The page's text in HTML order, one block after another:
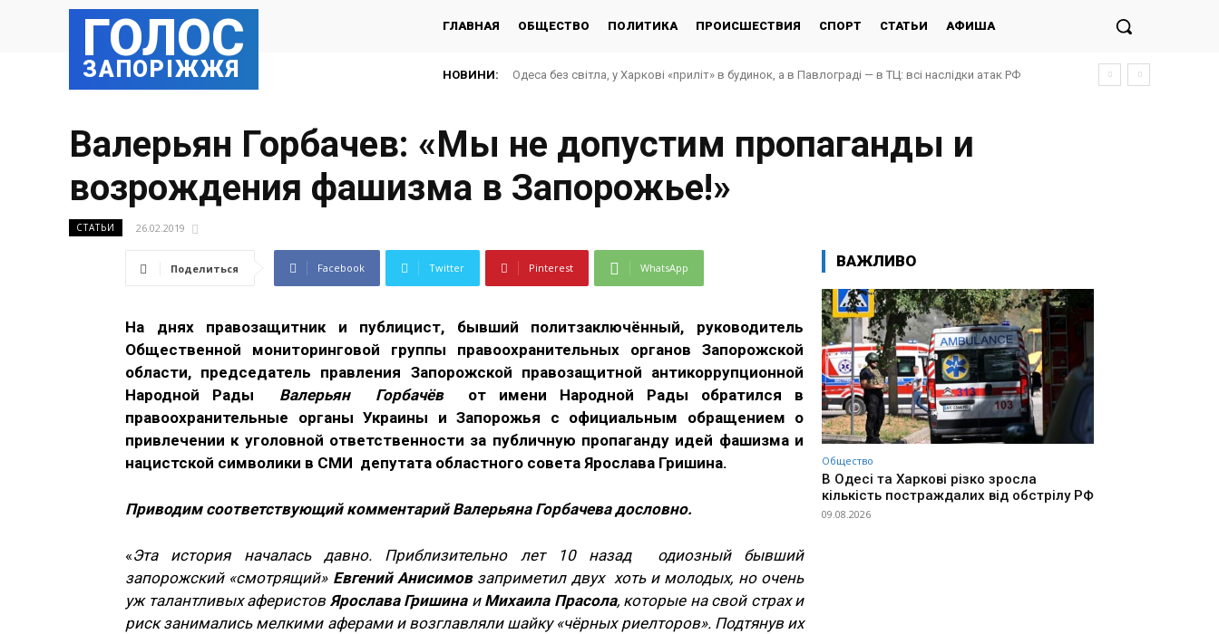
ГОЛОС
ЗАПОРІЖЖЯ
ГЛАВНАЯ ОБЩЕСТВО ПОЛИТИКА ПРОИСШЕСТВИЯ СПОРТ СТАТЬИ АФИША
НОВИНИ:Одеса без світла, у Харкові «приліт» в будинок, а в Павлограді — в ТЦ: всі наслідки атак РФ
РФ вдарила по багатоповерхівках у Харкові: багато постраждалих, під завалами люди
Валерьян Горбачев: «Мы не допустим пропаганды и
возрождения фашизма в Запорожье!»
СТАТЬИ 26.02.2019
Поделиться Facebook Twitter Pinterest WhatsApp
На днях правозащитник и публицист, бывший политзаключённый, руководитель
Общественной мониторинговой группы правоохранительных органов Запорожской
области, председатель правления Запорожской правозащитной антикоррупционной
Народной Рады Валерьян Горбачёв
от имени Народной Рады обратился в
правоохранительные органы Украины и Запорожья с официальным обращением о
привлечении к уголовной ответственности за публичную пропаганду идей фашизма и
нацистской символики в СМИ депутата областного совета Ярослава Гришина.
Приводим соответствующий комментарий Валерьяна Горбачева дословно.
«Эта история началась давно. Приблизительно лет 10 назад одиозный бывший
запорожский «смотрящий» Евгений Анисимовзаприметил двух хоть и молодых, но очень
уж талантливых аферистов Ярослава Гришинаи Михаила Прасола, которые на свой страх и
риск занимались мелкими аферами и возглавляли шайку «чёрных риелторов». Подтянув их
ВАЖЛИВО
Общество
В Одесі та Харкові різко зросла
кількість постраждалих від обстрілу РФ
09.08.2026